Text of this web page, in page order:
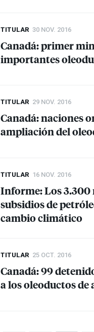
TITULAR 30 NOV. 2016
Canadá: primer
importantes
TITULAR 29 NOV. 2016
Canadá: naciones
ampliación del
TITULAR 16 NOV. 2016
Informe: Los 3.300
subsidios de
cambio climático
TITULAR 25 OCT. 2016
Canadá: 99
a los oleoductos